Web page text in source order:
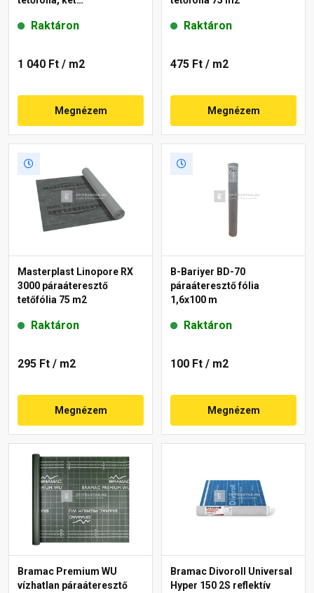
Raktáron
1 040 Ft / m2
Megnézem
Raktáron
475 Ft / m2
Megnézem
Masterplast Linopore RX
3000 páraáteresztő
tetőfólia 75 m2
Raktáron
295 Ft / m2
Megnézem
B-Bariyer BD-70
páraáteresztő fólia
1,6x100 m
Raktáron
100 Ft / m2
Megnézem
Bramac Premium WU
vízhatlan páraáteresztő
Bramac Divoroll Universal
Hyper 150 2S reflektív